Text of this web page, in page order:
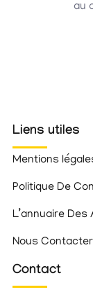
au
Liens utiles
Mentions
Politique De
L’annuaire
Nous Contacter
Contact